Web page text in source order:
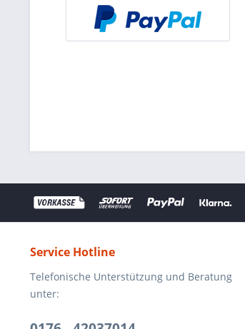
Service Hotline
Telefonische Unterstützung und Beratung
unter: